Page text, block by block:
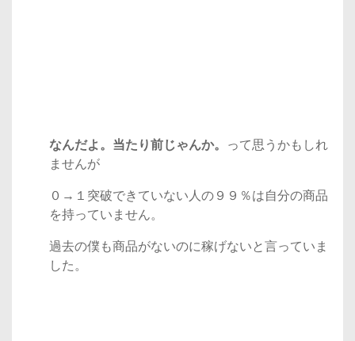
なんだよ。当たり前じゃんか。 って思うかもしれ
ませんが
０→１突破できていない人の９９％は自分の商品
を持っていません。
過去の僕も商品がないのに稼げないと言っていま
した。